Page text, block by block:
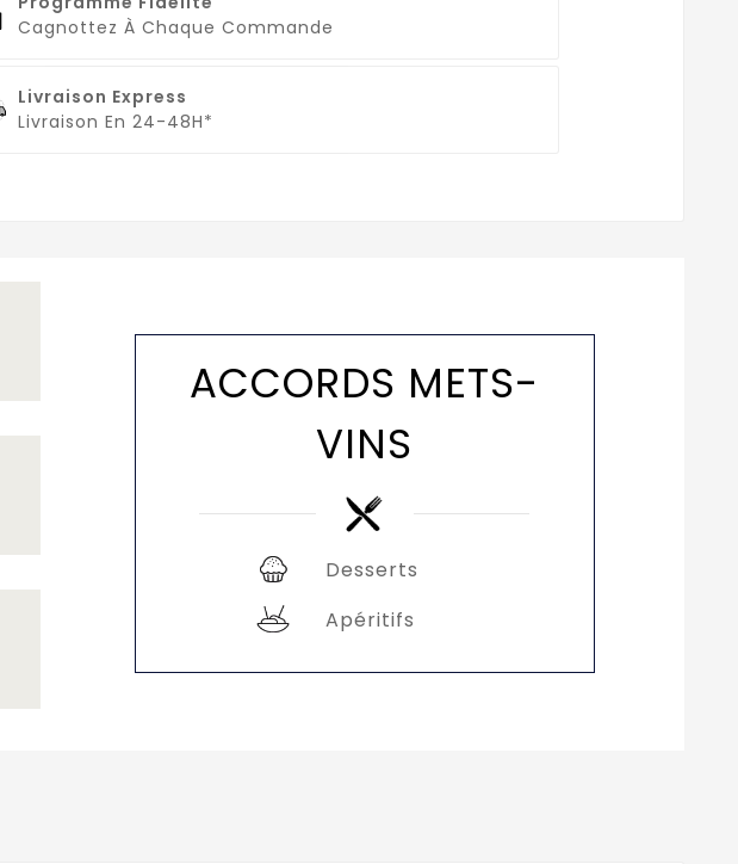
Cagnottez À Chaque Commande
Livraison Express
Livraison En 24-48H*
ACCORDS METS-
VINS
Desserts
Apéritifs